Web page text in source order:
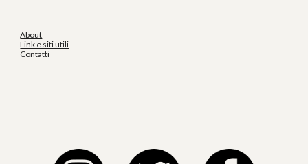
About
Link e siti utili
Contatti